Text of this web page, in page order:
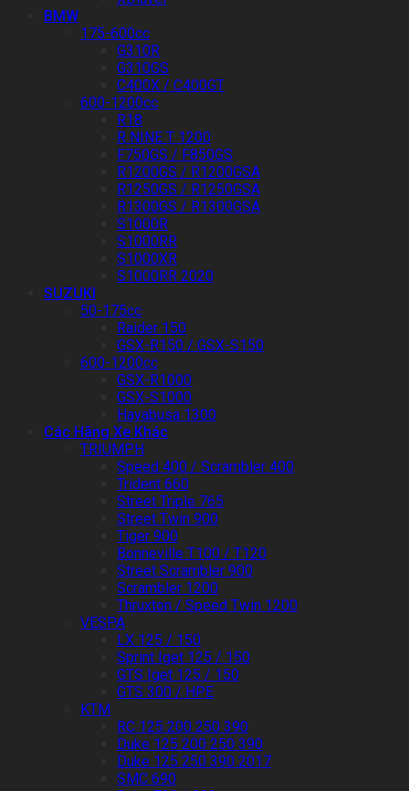
BMW
175-600cc
G310R
G310GS
C400X / C400GT
600-1200cc
R18
R NINE T 1200
F750GS / F850GS
R1200GS / R1200GSA
R1250GS / R1250GSA
R1300GS / R1300GSA
S1000R
S1000RR
S1000XR
S1000RR 2020
SUZUKI
50-175cc
Raider 150
GSX-R150 / GSX-S150
600-1200cc
GSX-R1000
GSX-S1000
Hayabusa 1300
Các Hãng Xe Khác
TRIUMPH
Speed 400 / Scrambler 400
Trident 660
Street Triple 765
Street Twin 900
Tiger 900
Bonneville T100 / T120
Street Scrambler 900
Scrambler 1200
Thruxton / Speed Twin 1200
VESPA
LX 125 / 150
Sprint Iget 125 / 150
GTS Iget 125 / 150
GTS 300 / HPE
KTM
RC 125 200 250 390
Duke 125 200 250 390
Duke 125 250 390 2017
SMC 690